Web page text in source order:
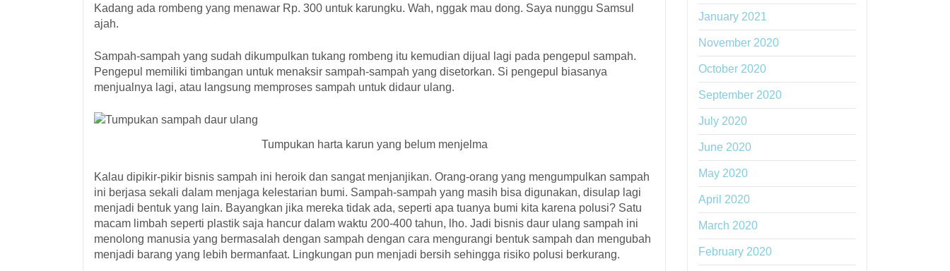
Kadang ada rombeng yang menawar Rp. 300 untuk karungku. Wah, nggak mau dong. Saya nunggu Samsul
ajah.
Sampah-sampah yang sudah dikumpulkan tukang rombeng itu kemudian dijual lagi pada pengepul sampah.
Pengepul memiliki timbangan untuk menaksir sampah-sampah yang disetorkan. Si pengepul biasanya
menjualnya lagi, atau langsung memproses sampah untuk didaur ulang.
Tumpukan harta karun yang belum menjelma
Kalau dipikir-pikir bisnis sampah ini heroik dan sangat menjanjikan. Orang-orang yang mengumpulkan sampah
ini berjasa sekali dalam menjaga kelestarian bumi. Sampah-sampah yang masih bisa digunakan, disulap lagi
menjadi bentuk yang lain. Bayangkan jika mereka tidak ada, seperti apa tuanya bumi kita karena polusi? Satu
macam limbah seperti plastik saja hancur dalam waktu 200-400 tahun, lho. Jadi bisnis daur ulang sampah ini
menolong manusia yang bermasalah dengan sampah dengan cara mengurangi bentuk sampah dan mengubah
menjadi barang yang lebih bermanfaat. Lingkungan pun menjadi bersih sehingga risiko polusi berkurang.
January 2021
November 2020
October 2020
September 2020
July 2020
June 2020
May 2020
April 2020
March 2020
February 2020